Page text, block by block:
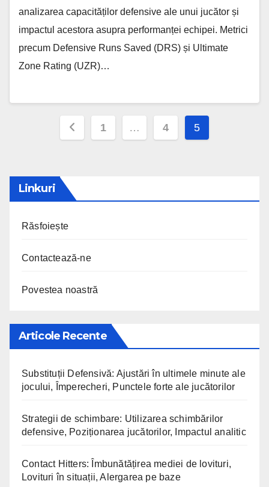
analizarea capacităților defensive ale unui jucător și
impactul acestora asupra performanței echipei. Metrici
precum Defensive Runs Saved (DRS) și Ultimate
Zone Rating (UZR)…
Posts
1 … 4 5
Linkuri
Răsfoiește
Contactează-ne
Povestea noastră
Articole Recente
Substituții Defensivă: Ajustări în ultimele minute ale
jocului, Împerecheri, Punctele forte ale jucătorilor
Strategii de schimbare: Utilizarea schimbărilor
defensive, Poziționarea jucătorilor, Impactul analitic
Contact Hitters: Îmbunătățirea mediei de lovituri,
Lovituri în situații, Alergarea pe baze